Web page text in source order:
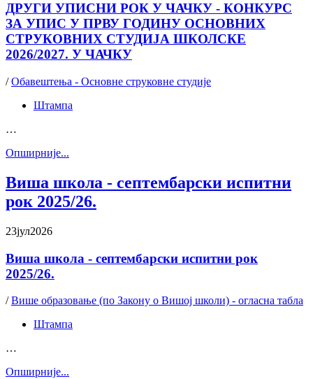
ДРУГИ УПИСНИ РОК У ЧАЧКУ - КОНКУРС
ЗА УПИС У ПРВУ ГОДИНУ ОСНОВНИХ
СТРУКОВНИХ СТУДИЈА ШКОЛСКЕ
2026/2027. У ЧАЧКУ
/Обавештења - Основне струковне студије
Штампа
…
Oпширније...
Виша школа - септембарски испитни
рок 2025/26.
23јул2026
Виша школа - септембарски испитни рок
2025/26.
/Више образовање (по Закону о Вишој школи) - огласна табла
Штампа
…
Oпширније...